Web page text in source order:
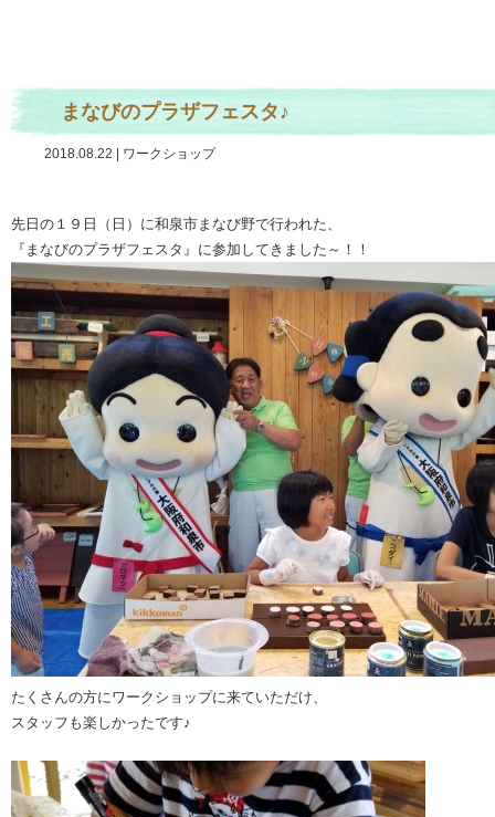
まなびのプラザフェスタ♪
2018.08.22 ワークショップ
先日の１９日（日）に和泉市まなび野で行われた、
『まなびのプラザフェスタ』に参加してきました～！！
たくさんの方にワークショップに来ていただけ、
スタッフも楽しかったです♪